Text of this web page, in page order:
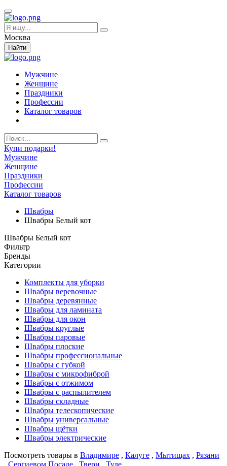
Москва
Найти
Мужчине
Женщине
Праздники
Профессии
Каталог товаров
Купи подарки!
Мужчине
Женщине
Праздники
Профессии
Каталог товаров
Швабры
Швабры Белый кот
Швабры Белый кот
Фильтр
Бренды
Категории
Комплекты для уборки
Швабры веревочные
Швабры деревянные
Швабры для ламината
Швабры для окон
Швабры круглые
Швабры паровые
Швабры плоские
Швабры профессиональные
Швабры с губкой
Швабры с микрофиброй
Швабры с отжимом
Швабры с распылителем
Швабры складные
Швабры телескопические
Швабры универсальные
Швабры щётки
Швабры электрические
Посмотреть товары в Владимире , Калуге , Мытищах , Рязани
, Сергиевом Посаде , Твери , Туле